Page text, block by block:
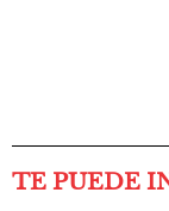
TE PUEDE